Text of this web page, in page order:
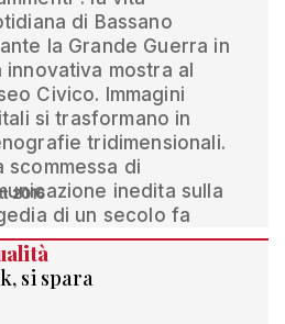
di Bassano
la Grande Guerra in
innovativa mostra al
Civico. Immagini
si trasformano in
tridimensionali.
scommessa di
inedita sulla
di un secolo fa
2016
si spara